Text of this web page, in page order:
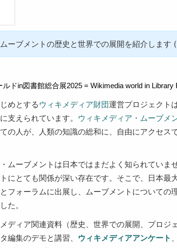
ーブメントの歴史と世界での展開を紹介します
ルドin図書館総合展2025 = Wikimedia world in Library
めとするウィキメディア財団運営プロジェクト
支えられています。 ウィキメディア・ムーブメ
の人が、人類の知識の総和に、自由にアクセス
ムーブメントは日本ではまだよく知られていま
にとても関係が深い存在です。そこで、日本最
フォーラムに出展し、ムーブメントについての
た。
ディア関連資料（歴史、世界での展開、プロジ
編集のデモと講習、 ウィキメディアアンケート